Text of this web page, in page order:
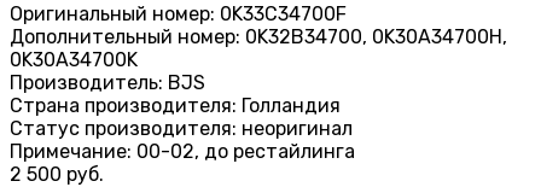
Оригинальный номер: 0K33C34700F
Дополнительный номер: 0K32B34700, 0K30A34700H,
0K30A34700K
Производитель: BJS
Страна производителя: Голландия
Статус производителя: неоригинал
Примечание: 00-02, до рестайлинга
2 500 руб.